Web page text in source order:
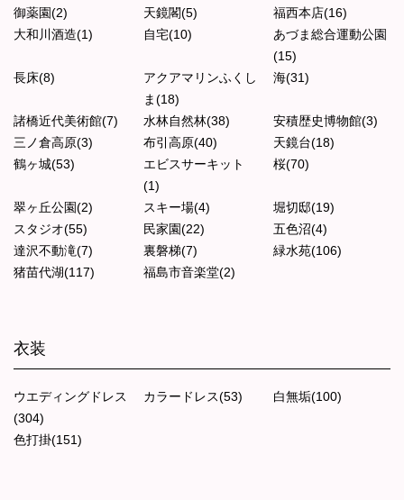
御薬園(2)
天鏡閣(5)
福西本店(16)
大和川酒造(1)
自宅(10)
あづま総合運動公園
(15)
長床(8)
アクアマリンふくし
ま(18)
海(31)
諸橋近代美術館(7) 水林自然林(38)
安積歴史博物館(3)
三ノ倉高原(3)
布引高原(40)
天鏡台(18)
鶴ヶ城(53)
エビスサーキット
(1)
桜(70)
翠ヶ丘公園(2) スキー場(4)
堀切邸(19)
スタジオ(55)
民家園(22)
五色沼(4)
達沢不動滝(7)
裏磐梯(7)
緑水苑(106)
猪苗代湖(117)
福島市音楽堂(2)
衣装
ウエディングドレス
(304)
カラードレス(53) 白無垢(100)
色打掛(151)